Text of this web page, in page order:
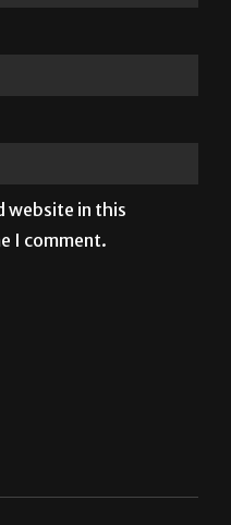
website in this
I comment.